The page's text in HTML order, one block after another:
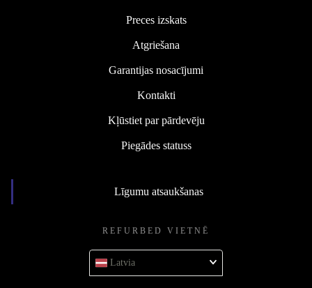
Preces izskats
Atgriešana
Garantijas nosacījumi
Kontakti
Kļūstiet par pārdevēju
Piegādes statuss
Līgumu atsaukšanas
REFURBED VIETNĒ
Latvia